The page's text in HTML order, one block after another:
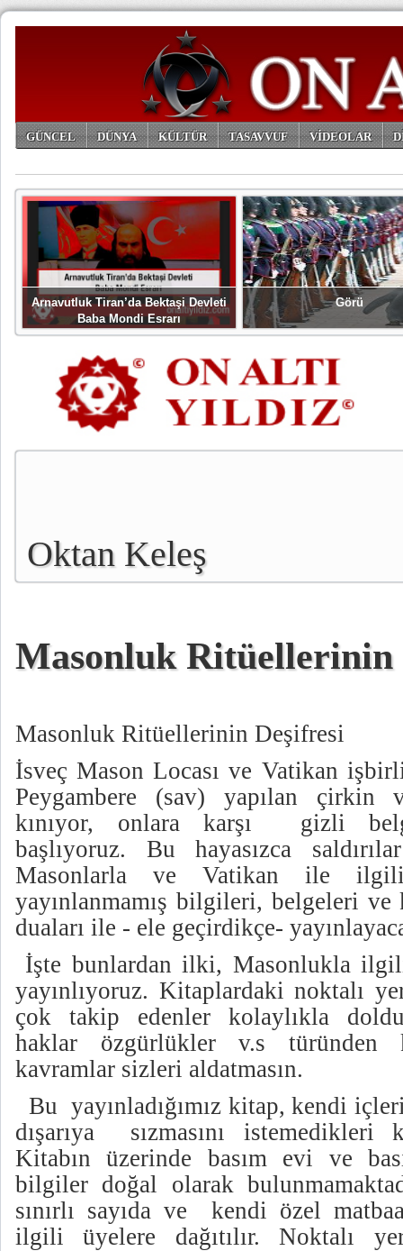
GÜNCEL DÜNYA KÜLTÜR TASAVVUF VİDEOLAR
Arnavutluk Tiran’da Bektaşi Devleti
Baba Mondi Esrarı
Görü
Oktan Keleş
Masonluk Ritüellerinin
Masonluk Ritüellerinin Deşifresi
İsveç Mason Locası ve Vatikan
Peygambere (sav) yapılan çirkin
kınıyor, onlara karşı gizli
başlıyoruz. Bu hayasızca
Masonlarla ve Vatikan ile
yayınlanmamış bilgileri, belgeleri
duaları ile - ele geçirdikçe-
İşte bunlardan ilki, Masonlukla
yayınlıyoruz. Kitaplardaki noktalı
çok takip edenler kolaylıkla
haklar özgürlükler v.s
kavramlar sizleri aldatmasın.
Bu yayınladığımız kitap, kendi
dışarıya sızmasını istemedikleri
Kitabın üzerinde basım evi ve
bilgiler doğal olarak
sınırlı sayıda ve kendi özel
ilgili üyelere dağıtılır. Noktalı